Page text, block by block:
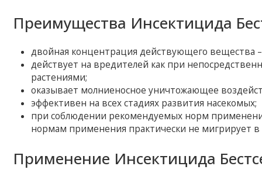
Преимущества Инсектицида
двойная концентрация действующего вещества
действует на вредителей как при
растениями;
оказывает молниеносное уничтожающее
эффективен на всех стадиях развития насекомых;
при соблюдении рекомендуемых норм
нормам применения практически не мигрирует
Применение Инсектицида